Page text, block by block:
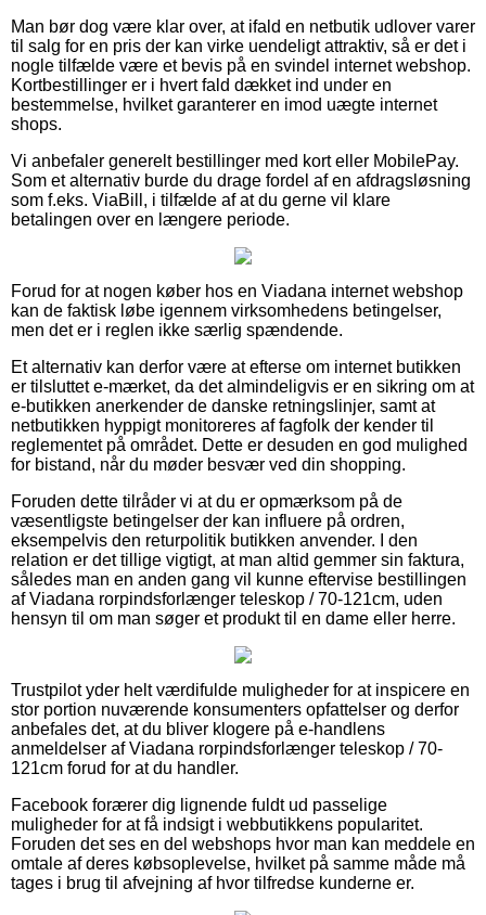
Man bør dog være klar over, at ifald en netbutik udlover varer
til salg for en pris der kan virke uendeligt attraktiv, så er det i
nogle tilfælde være et bevis på en svindel internet webshop.
Kortbestillinger er i hvert fald dækket ind under en
bestemmelse, hvilket garanterer en imod uægte internet
shops.
Vi anbefaler generelt bestillinger med kort eller MobilePay.
Som et alternativ burde du drage fordel af en afdragsløsning
som f.eks. ViaBill, i tilfælde af at du gerne vil klare
betalingen over en længere periode.
Forud for at nogen køber hos en Viadana internet webshop
kan de faktisk løbe igennem virksomhedens betingelser,
men det er i reglen ikke særlig spændende.
Et alternativ kan derfor være at efterse om internet butikken
er tilsluttet e-mærket, da det almindeligvis er en sikring om at
e-butikken anerkender de danske retningslinjer, samt at
netbutikken hyppigt monitoreres af fagfolk der kender til
reglementet på området. Dette er desuden en god mulighed
for bistand, når du møder besvær ved din shopping.
Foruden dette tilråder vi at du er opmærksom på de
væsentligste betingelser der kan influere på ordren,
eksempelvis den returpolitik butikken anvender. I den
relation er det tillige vigtigt, at man altid gemmer sin faktura,
således man en anden gang vil kunne eftervise bestillingen
af Viadana rorpindsforlænger teleskop / 70-121cm, uden
hensyn til om man søger et produkt til en dame eller herre.
Trustpilot yder helt værdifulde muligheder for at inspicere en
stor portion nuværende konsumenters opfattelser og derfor
anbefales det, at du bliver klogere på e-handlens
anmeldelser af Viadana rorpindsforlænger teleskop / 70-
121cm forud for at du handler.
Facebook forærer dig lignende fuldt ud passelige
muligheder for at få indsigt i webbutikkens popularitet.
Foruden det ses en del webshops hvor man kan meddele en
omtale af deres købsoplevelse, hvilket på samme måde må
tages i brug til afvejning af hvor tilfredse kunderne er.